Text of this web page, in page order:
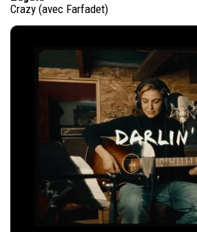
Crazy (avec Farfadet)